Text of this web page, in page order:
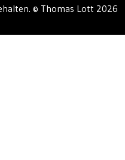
© Thomas Lott 2026